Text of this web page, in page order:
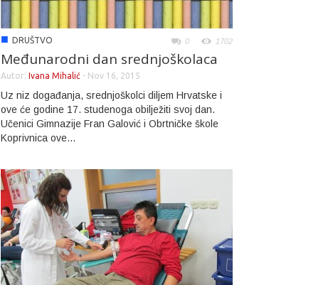
■ DRUŠTVO 0 1702
Međunarodni dan srednjoškolaca
Autor: Ivana Mihalić - Nov 16, 2015
Uz niz događanja, srednjoškolci diljem Hrvatske i
ove će godine 17. studenoga obilježiti svoj dan.
Učenici Gimnazije Fran Galović i Obrtničke škole
Koprivnica ove...